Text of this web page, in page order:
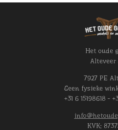
Het oude
Alteveer
7927 PE
Geen fysieke
+31 6 15198618 -
KVK: